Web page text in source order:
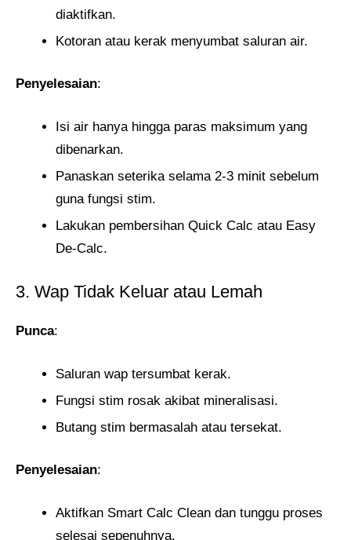
diaktifkan.
Kotoran atau kerak menyumbat saluran air.
Penyelesaian:
Isi air hanya hingga paras maksimum yang
dibenarkan.
Panaskan seterika selama 2-3 minit sebelum
guna fungsi stim.
Lakukan pembersihan Quick Calc atau Easy
De-Calc.
3. Wap Tidak Keluar atau Lemah
Punca:
Saluran wap tersumbat kerak.
Fungsi stim rosak akibat mineralisasi.
Butang stim bermasalah atau tersekat.
Penyelesaian:
Aktifkan Smart Calc Clean dan tunggu proses
selesai sepenuhnya.